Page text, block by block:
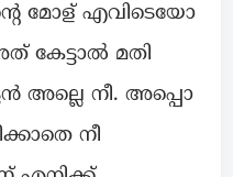
മോള് എവിടെയോ
കേട്ടാല്‍ മതി
അല്ലെ നീ. അപ്പൊ
നീ